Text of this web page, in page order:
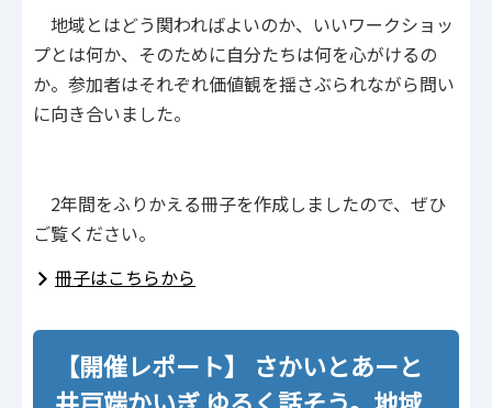
地域とはどう関わればよいのか、いいワークショッ
プとは何か、そのために自分たちは何を心がけるの
か。参加者はそれぞれ価値観を揺さぶられながら問い
に向き合いました。
2年間をふりかえる冊子を作成しましたので、ぜひ
ご覧ください。
冊子はこちらから
【開催レポート】 さかいとあーと